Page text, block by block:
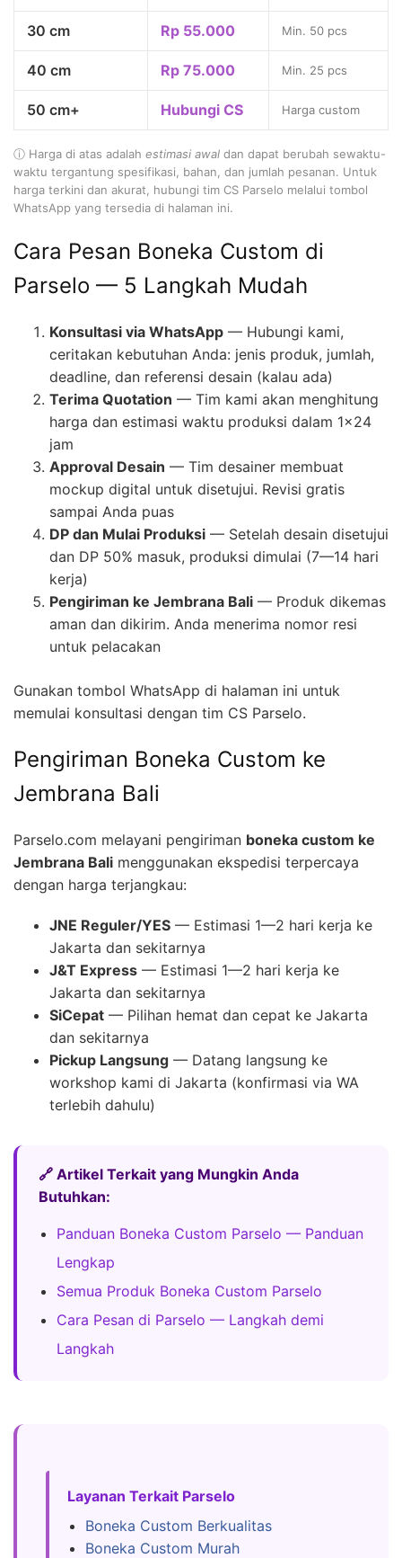
30 cm Rp 55.000 Min. 50 pcs
40 cm Rp 75.000 Min. 25 pcs
50 cm+ Hubungi CS Harga custom
ⓘ Harga di atas adalah estimasi awal dan dapat berubah sewaktu-
waktu tergantung spesifikasi, bahan, dan jumlah pesanan. Untuk
harga terkini dan akurat, hubungi tim CS Parselo melalui tombol
WhatsApp yang tersedia di halaman ini.
Cara Pesan Boneka Custom di
Parselo — 5 Langkah Mudah
Konsultasi via WhatsApp — Hubungi kami,
ceritakan kebutuhan Anda: jenis produk, jumlah,
deadline, dan referensi desain (kalau ada)
Terima Quotation — Tim kami akan menghitung
harga dan estimasi waktu produksi dalam 1×24
jam
Approval Desain — Tim desainer membuat
mockup digital untuk disetujui. Revisi gratis
sampai Anda puas
DP dan Mulai Produksi — Setelah desain disetujui
dan DP 50% masuk, produksi dimulai (7—14 hari
kerja)
Pengiriman ke Jembrana Bali — Produk dikemas
aman dan dikirim. Anda menerima nomor resi
untuk pelacakan
Gunakan tombol WhatsApp di halaman ini untuk
memulai konsultasi dengan tim CS Parselo.
Pengiriman Boneka Custom ke
Jembrana Bali
Parselo.com melayani pengiriman boneka custom ke
Jembrana Bali menggunakan ekspedisi terpercaya
dengan harga terjangkau:
JNE Reguler/YES — Estimasi 1—2 hari kerja ke
Jakarta dan sekitarnya
J&T Express — Estimasi 1—2 hari kerja ke
Jakarta dan sekitarnya
SiCepat — Pilihan hemat dan cepat ke Jakarta
dan sekitarnya
Pickup Langsung — Datang langsung ke
workshop kami di Jakarta (konfirmasi via WA
terlebih dahulu)
🔗 Artikel Terkait yang Mungkin Anda
Butuhkan:
Panduan Boneka Custom Parselo — Panduan
Lengkap
Semua Produk Boneka Custom Parselo
Cara Pesan di Parselo — Langkah demi
Langkah
Layanan Terkait Parselo
Boneka Custom Berkualitas
Boneka Custom Murah